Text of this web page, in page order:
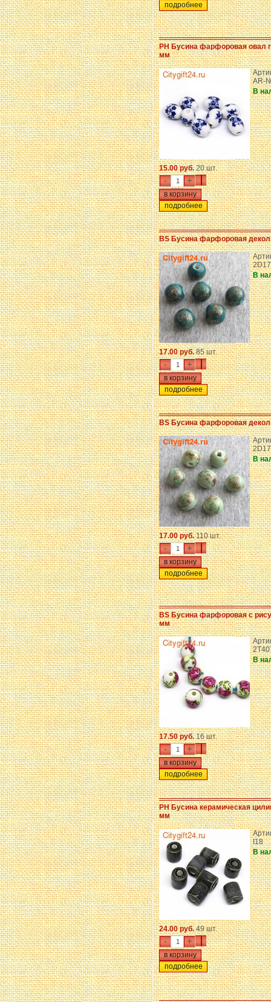
подробнее
PH Бусина фарфоровая овал
мм
AR-
В
15.00 руб.20 шт.
- +
подробнее
BS Бусина фарфоровая
В
17.00 руб.85 шт.
- +
подробнее
BS Бусина фарфоровая
В
17.00 руб.110 шт.
- +
подробнее
BS Бусина фарфоровая с
мм
В
17.50 руб.16 шт.
- +
подробнее
PH Бусина керамическая
мм
I18
В
24.00 руб.49 шт.
- +
подробнее